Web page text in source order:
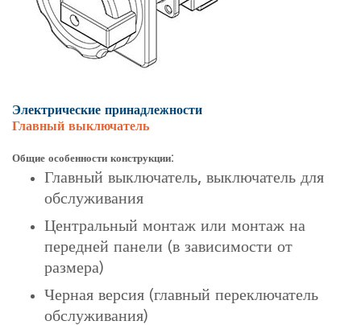
Электрические принадлежности
Главный выключатель
Общие особенности конструкции:
Главный выключатель, выключатель для
обслуживания
Центральный монтаж или монтаж на
передней панели (в зависимости от
размера)
Черная версия (главный переключатель
обслуживания)